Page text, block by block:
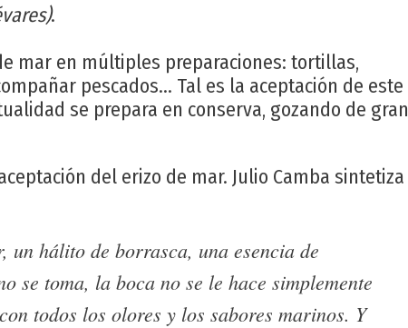
.
mar en múltiples preparaciones: tortillas,
pescados... Tal es la aceptación de este
se prepara en conserva, gozando de gran
del erizo de mar. Julio Camba sintetiza
un hálito de borrasca, una esencia de
se toma, la boca no se le hace simplemente
todos los olores y los sabores marinos. Y